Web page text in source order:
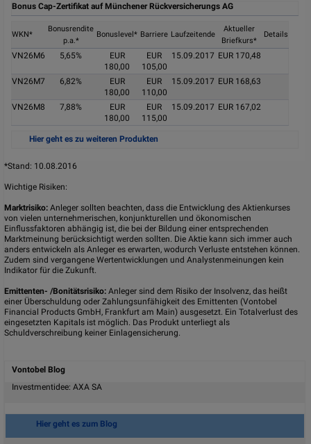
Cap
EUR
140,00
Rendite* 5,59%
Discount* 16,89%
15.09.2017
Aktueller
EUR
Details
Rendite* 8,94%
Discount*
Aktueller
Briefkurs*
EUR
137,95
Details
Bonus Cap-Zertifikat auf Münchener Rückversicherungs AG
WKN* VN26M6
Bonusrendite
p.a.*
Bonuslevel*
180,00
Barriere
105,00
15.09.2017
Aktueller
EUR
Details
WKN*
p.a.*
Bonuslevel*
EUR
180,00
Barriere
EUR
110,00
Laufzeitende 15.09.2017
Aktueller
Briefkurs*
EUR
168,63
Details
WKN*
VN26M8
p.a.*
Bonuslevel*
180,00
115,00
Laufzeitende 15.09.2017
WKN*
Bonusrendite
p.a.*
Bonuslevel* Barriere Laufzeitende
Aktueller
Briefkurs*
Details
VN26M6 5,65%
EUR
180,00
EUR
105,00
15.09.2017 EUR 170,48
VN26M7 6,82%
EUR
180,00
EUR
110,00
15.09.2017 EUR 168,63
VN26M8 7,88%
EUR
180,00
EUR
115,00
15.09.2017 EUR 167,02
Hier geht es zu weiteren Produkten
*Stand: 10.08.2016
Wichtige Risiken:
Marktrisiko: Anleger sollten beachten, dass die Entwicklung des Aktienkurses
von vielen unternehmerischen, konjunkturellen und ökonomischen
Einflussfaktoren abhängig ist, die bei der Bildung einer entsprechenden
Marktmeinung berücksichtigt werden sollten. Die Aktie kann sich immer auch
anders entwickeln als Anleger es erwarten, wodurch Verluste entstehen können.
Zudem sind vergangene Wertentwicklungen und Analystenmeinungen kein
Indikator für die Zukunft.
Emittenten- /Bonitätsrisiko: Anleger sind dem Risiko der Insolvenz, das heißt
einer Überschuldung oder Zahlungsunfähigkeit des Emittenten (Vontobel
Financial Products GmbH, Frankfurt am Main) ausgesetzt. Ein Totalverlust des
eingesetzten Kapitals ist möglich. Das Produkt unterliegt als
Schuldverschreibung keiner Einlagensicherung.
Vontobel Blog
Investmentidee: AXA SA
Hier geht es zum Blog